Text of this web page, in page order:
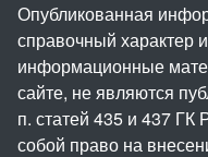
Опубликованная
справочный характер
информационные
сайте, не являются
п. статей 435 и 437 ГК
собой право на